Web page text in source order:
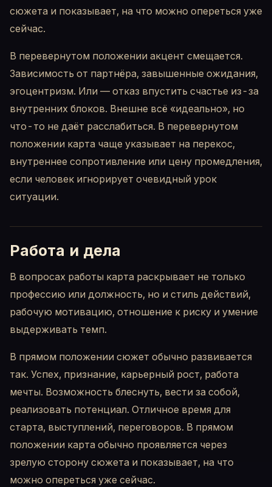
сюжета и показывает, на что можно опереться уже
сейчас.
В перевернутом положении акцент смещается.
Зависимость от партнёра, завышенные ожидания,
эгоцентризм. Или — отказ впустить счастье из-за
внутренних блоков. Внешне всё «идеально», но
что-то не даёт расслабиться. В перевернутом
положении карта чаще указывает на перекос,
внутреннее сопротивление или цену промедления,
если человек игнорирует очевидный урок
ситуации.
Работа и дела
В вопросах работы карта раскрывает не только
профессию или должность, но и стиль действий,
рабочую мотивацию, отношение к риску и умение
выдерживать темп.
В прямом положении сюжет обычно развивается
так. Успех, признание, карьерный рост, работа
мечты. Возможность блеснуть, вести за собой,
реализовать потенциал. Отличное время для
старта, выступлений, переговоров. В прямом
положении карта обычно проявляется через
зрелую сторону сюжета и показывает, на что
можно опереться уже сейчас.